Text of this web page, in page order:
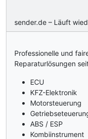
sender.de – Läuft
Professionelle und
Reparaturlösungen
ECU
KFZ-Elektronik
Motorsteuerung
ABS / ESP
Kombiinstrument